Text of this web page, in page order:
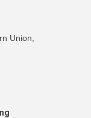
Union,